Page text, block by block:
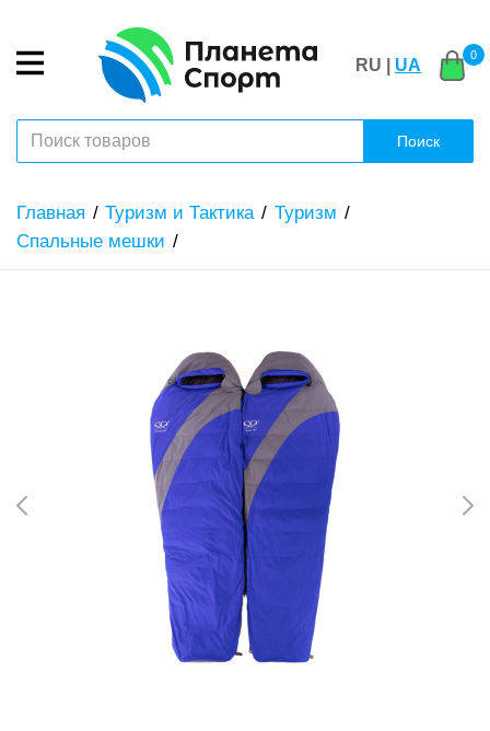
RU | UA
0
Поиск
Главная Туризм и Тактика
Туризм
Спальные мешки